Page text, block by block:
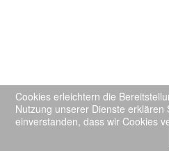
Cookies erleichtern die
Nutzung unserer Dienste erklären
einverstanden, dass wir Cookies